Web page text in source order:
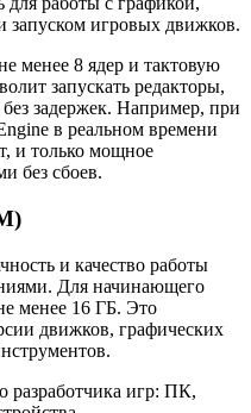
запуском игровых движков.
менее 8 ядер и тактовую
запускать редакторы,
задержек. Например, при
в реальном времени
и только мощное
без сбоев.
и качество работы
Для начинающего
менее 16 ГБ. Это
движков, графических